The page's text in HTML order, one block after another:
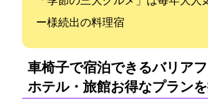
ー様続出の料理宿
車椅子で宿泊できるバリア
ホテル・旅館:お得なプラン